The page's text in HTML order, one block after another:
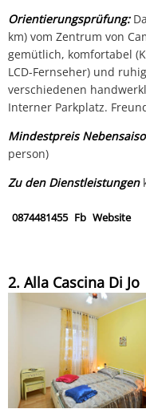
Orientierungsprüfung:
km) vom Zentrum von
gemütlich, komfortabel
LCD-Fernseher) und
verschiedenen
Interner Parkplatz.
Mindestpreis
person)
Zu den Dienstleistungen
0874481455 Fb Website
2. Alla Cascina Di Jo